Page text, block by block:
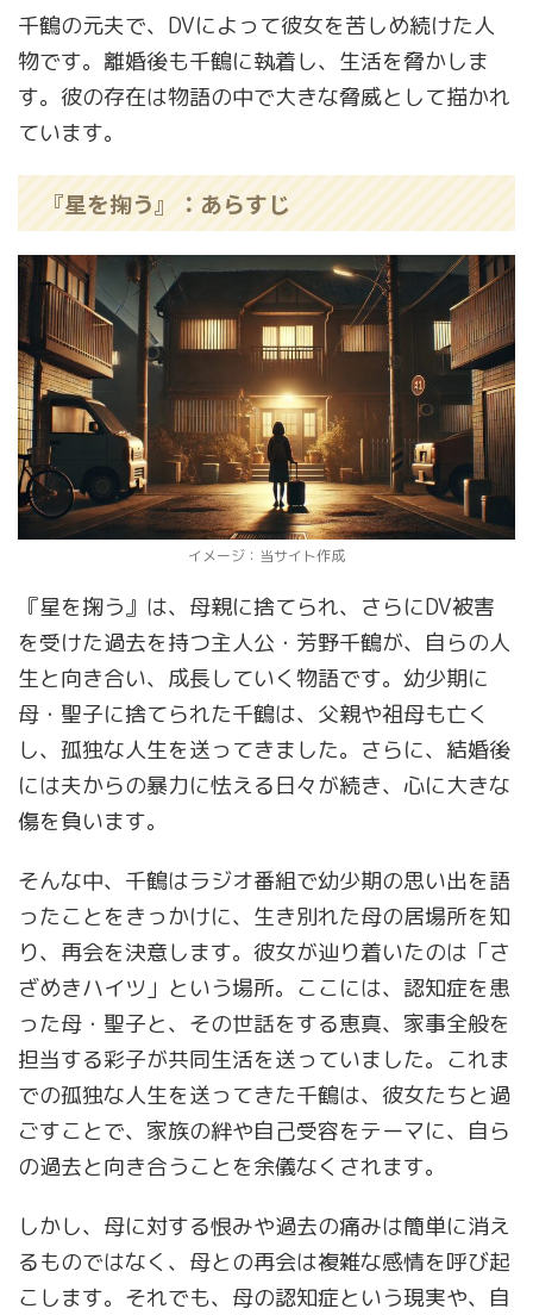
千鶴の元夫で、DVによって彼女を苦しめ続けた人
物です。離婚後も千鶴に執着し、生活を脅かしま
す。彼の存在は物語の中で大きな脅威として描かれ
ています。
『星を掬う』：あらすじ
イメージ：当サイト作成
『星を掬う』は、母親に捨てられ、さらにDV被害
を受けた過去を持つ主人公・芳野千鶴が、自らの人
生と向き合い、成長していく物語です。幼少期に
母・聖子に捨てられた千鶴は、父親や祖母も亡く
し、孤独な人生を送ってきました。さらに、結婚後
には夫からの暴力に怯える日々が続き、心に大きな
傷を負います。
そんな中、千鶴はラジオ番組で幼少期の思い出を語
ったことをきっかけに、生き別れた母の居場所を知
り、再会を決意します。彼女が辿り着いたのは「さ
ざめきハイツ」という場所。ここには、認知症を患
った母・聖子と、その世話をする恵真、家事全般を
担当する彩子が共同生活を送っていました。これま
での孤独な人生を送ってきた千鶴は、彼女たちと過
ごすことで、家族の絆や自己受容をテーマに、自ら
の過去と向き合うことを余儀なくされます。
しかし、母に対する恨みや過去の痛みは簡単に消え
るものではなく、母との再会は複雑な感情を呼び起
こします。それでも、母の認知症という現実や、自